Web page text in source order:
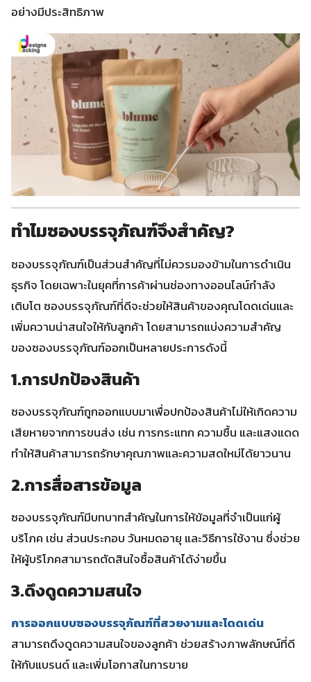
อย่างมีประสิทธิภาพ
ทำไมซองบรรจุภัณฑ์จึงสำคัญ?
ซองบรรจุภัณฑ์เป็นส่วนสำคัญที่ไม่ควรมองข้ามในการดำเนิน
ธุรกิจ โดยเฉพาะในยุคที่การค้าผ่านช่องทางออนไลน์กำลัง
เติบโต ซองบรรจุภัณฑ์ที่ดีจะช่วยให้สินค้าของคุณโดดเด่นและ
เพิ่มความน่าสนใจให้กับลูกค้า โดยสามารถแบ่งความสำคัญ
ของซองบรรจุภัณฑ์ออกเป็นหลายประการดังนี้
1.การปกป้องสินค้า
ซองบรรจุภัณฑ์ถูกออกแบบมาเพื่อปกป้องสินค้าไม่ให้เกิดความ
เสียหายจากการขนส่ง เช่น การกระแทก ความชื้น และแสงแดด
ทำให้สินค้าสามารถรักษาคุณภาพและความสดใหม่ได้ยาวนาน
2.การสื่อสารข้อมูล
ซองบรรจุภัณฑ์มีบทบาทสำคัญในการให้ข้อมูลที่จำเป็นแก่ผู้
บริโภค เช่น ส่วนประกอบ วันหมดอายุ และวิธีการใช้งาน ซึ่งช่วย
ให้ผู้บริโภคสามารถตัดสินใจซื้อสินค้าได้ง่ายขึ้น
3.ดึงดูดความสนใจ
การออกแบบซองบรรจุภัณฑ์ที่สวยงามและโดดเด่น
สามารถดึงดูดความสนใจของลูกค้า ช่วยสร้างภาพลักษณ์ที่ดี
ให้กับแบรนด์ และเพิ่มโอกาสในการขาย